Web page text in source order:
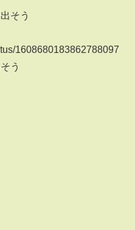
そう
1608680183862788097
う